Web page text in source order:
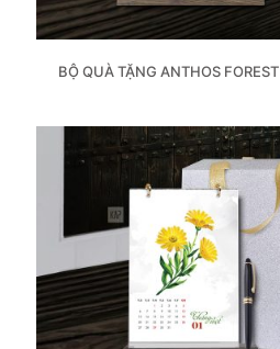
BỘ QUÀ TẶNG ANTHOS FOREST